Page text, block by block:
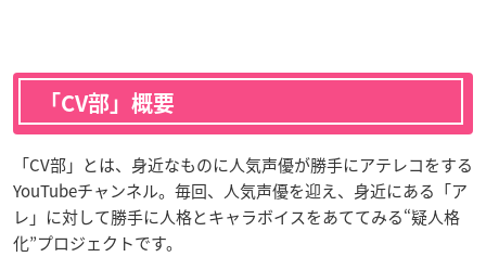
「CV部」概要
「CV部」とは、身近なものに人気声優が勝手にアテレコをする
YouTubeチャンネル。毎回、人気声優を迎え、身近にある「ア
レ」に対して勝手に人格とキャラボイスをあててみる“疑人格
化”プロジェクトです。